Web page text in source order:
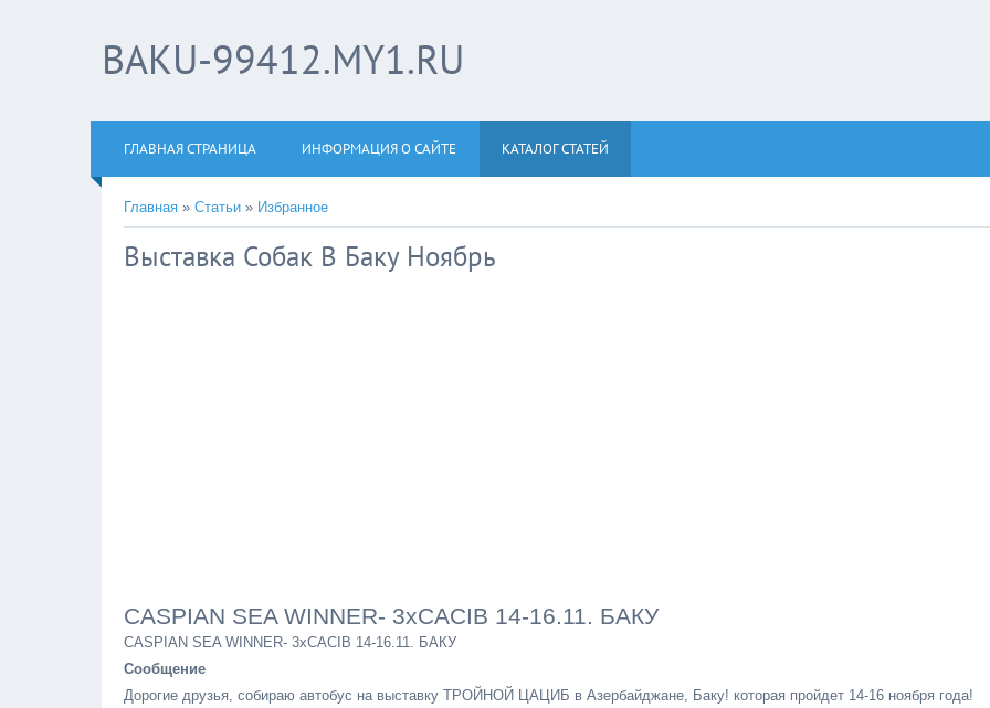
BAKU-99412.MY1.RU
ГЛАВНАЯ СТРАНИЦА ИНФОРМАЦИЯ О САЙТЕ КАТАЛОГ СТАТЕЙ
Главная » Статьи » Избранное
Выставка Собак В Баку Ноябрь
CASPIAN SEA WINNER- 3хCACIB 14-16.11. БАКУ
CASPIAN SEA WINNER- 3хCACIB 14-16.11. БАКУ
Сообщение
Дорогие друзья, собираю автобус на выставку ТРОЙНОЙ ЦАЦИБ в Азербайджане, Баку! которая пройдет 14-16 ноября года!